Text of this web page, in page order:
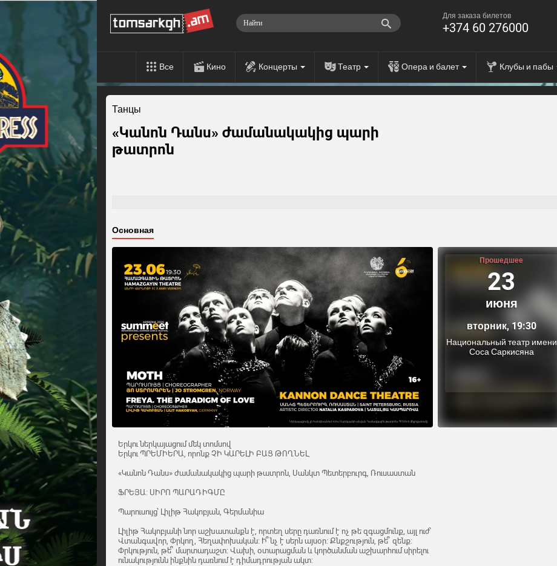
Для заказа билетов
+374 60 276000
Все Кино Концерты Театр Опера и балет Клубы и пабы
Танцы
«Կանոն Դանս» ժամանակակից պարի
թատրոն
Основная
Прошедшее
23
июня
вторник, 19:30
Национальный театр имени
Соса Саркисяна
Երկու ներկայացում մեկ տոմսով
Երկու ՊՐԵՄԻԵՐԱ, որոնք ՉԻ ԿԱՐԵԼԻ ԲԱՑ ԹՈՂՆԵԼ
«Կանոն Դանս» ժամանակակից պարի թատրոն, Սանկտ Պետերբուրգ, Ռուսաստան
ՖՐԵՅԱ։ ՍԻՐՈ ՊԱՐԱԴԻԳՄԸ
Պարուսույց՝ Լիլիթ Հակոբյան, Գերմանիա
Լիլիթ Հակոբյանի նոր աշխատանքն է, որտեղ սերը դառնում է ոչ թե զգացմունք, այլ ուժ՝
Վտանգավոր, Փրկող, Հեղափոխական։ Ի՞նչ է սերն այսօր։ Քնքշություն, թե՞ զենք։
Փրկություն, թե՞ մարտադաշտ։ Վախի, օտարացման և կործանման աշխարհում սիրելու
ունակությունն ինքնին դառնում է դիմադրության ակտ։